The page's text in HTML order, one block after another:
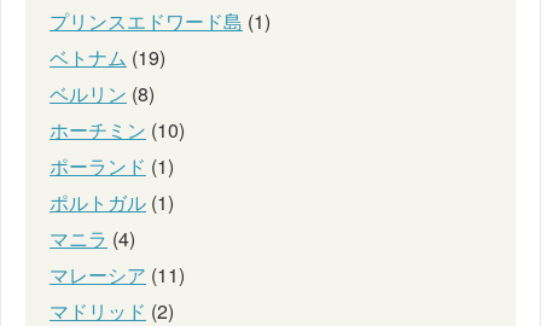
プリンスエドワード島 (1)
ベトナム (19)
ベルリン (8)
ホーチミン (10)
ポーランド (1)
ポルトガル (1)
マニラ (4)
マレーシア (11)
マドリッド (2)